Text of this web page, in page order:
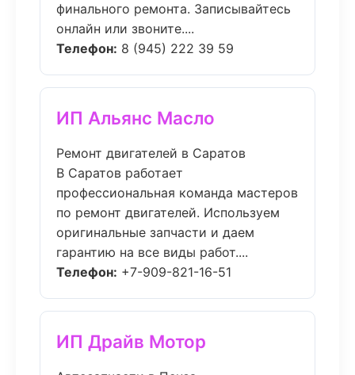
финального ремонта. Записывайтесь
онлайн или звоните....
Телефон: 8 (945) 222 39 59
ИП Альянс Масло
Ремонт двигателей в Саратов
В Саратов работает
профессиональная команда мастеров
по ремонт двигателей. Используем
оригинальные запчасти и даем
гарантию на все виды работ....
Телефон: +7-909-821-16-51
ИП Драйв Мотор